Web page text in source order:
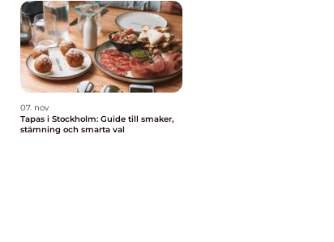
07. nov
Tapas i Stockholm: Guide till smaker,
stämning och smarta val